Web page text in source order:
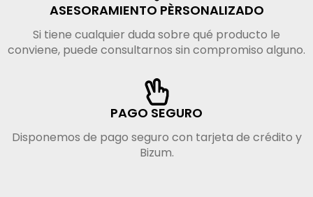
ASESORAMIENTO PÈRSONALIZADO
Si tiene cualquier duda sobre qué producto le
conviene, puede consultarnos sin compromiso alguno.
PAGO SEGURO
Disponemos de pago seguro con tarjeta de crédito y
Bizum.